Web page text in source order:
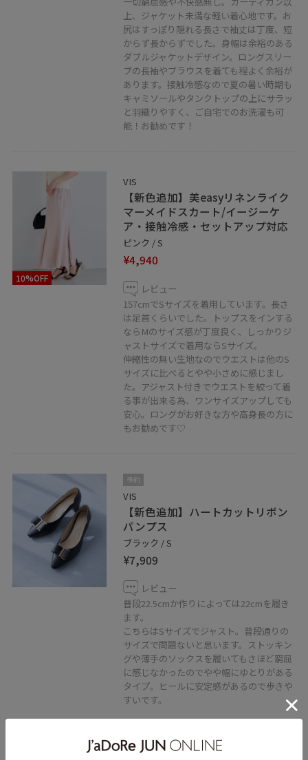
上、ジャケット未満な軽い着心地です。お
尻はすっぽり隠れる長さで袖丈は丁度、短
からず長からずでした。身幅は余裕のある
ダブルジャケットデザイン。ロングスリー
ブの長袖やブラウスを着ても程よく余裕が
あります。接触冷感なので夏の暑い時期も
キャミソールやタンクトップの上にサラッ
と羽織りやすく、ご自宅でのお洗濯も可
能！お勧めです！
10%OFF
VIS
【新色追加】美easyリネンライク
マーメイドスカート/イージーケ
ア・接触冷感・セットアップ対応
ピンク / S
¥4,940
レビュー
157cmでSサイズを着用しています。長さ
は足首くらいでした。トップスをインする
ならMのサイズ感が丁度良く、しっかりジ
ャストサイズで着用ならSサイズ。
伸縮性の無い生地なのでウエストは他のS
サイズに比べるとやや小さめに感じまし
た。アジャスト付きでウエストを絞って着
る事が出来る為、ワンサイズアップしても
安心。ロングがお好きな方や高身長の方に
もお勧めです♡
予約
VIS
【新色追加】ハートカットリボン
パンプス
ブラック / S
¥7,909
レビュー
普段22.5cmか作りによっては22cmを履き
ます。
こちらはSサイズでジャスト。普段通りの
サイズで問題ないと思います。ストッキン
グや薄手のソックスを履いてもさほど窮屈
に感じなかったのでやや幅にゆとりがある
タイプ。ヒールに安定感があるので歩きや
すいです。
VIS